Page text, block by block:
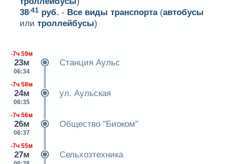
38.41 руб. - Все виды транспорта(автобусы
илитроллейбусы)
-7ч 59м
23м
06:34
Станция Аульс
-7ч 58м
24м
06:35
ул. Аульская
-7ч 56м
26м
06:37
Общество "Биоком"
-7ч 55м
27м Сельхозтехника